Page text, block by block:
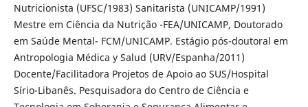
Nutricionista (UFSC/1983) Sanitarista (UNICAMP/1991)
Mestre em Ciência da Nutrição -FEA/UNICAMP, Doutorado
em Saúde Mental- FCM/UNICAMP. Estágio pós-doutoral em
Antropologia Médica y Salud (URV/Espanha/2011)
Docente/Facilitadora Projetos de Apoio ao SUS/Hospital
Sírio-Libanês. Pesquisadora do Centro de Ciência e